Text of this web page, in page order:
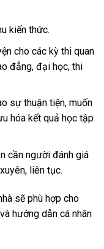
kiến thức.
cho các kỳ thi quan
đẳng, đại học, thi
sự thuận tiện, muốn
hóa kết quả học tập
cần người đánh giá
liên tục.
sẽ phù hợp cho
hướng dẫn cá nhân